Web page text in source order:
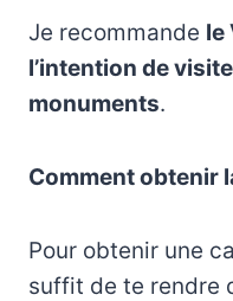
Je recommande le
l’intention de
monuments.
Comment obtenir
Pour obtenir une
suffit de te rendre